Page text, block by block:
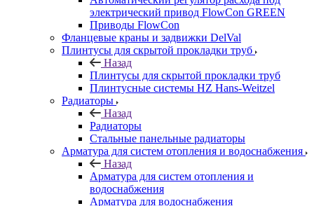
электрический привод FlowСon GREEN
Приводы FlowCon
Фланцевые краны и задвижки DelVal
Плинтусы для скрытой прокладки труб
Назад
Плинтусы для скрытой прокладки труб
Плинтусные системы HZ Hans-Weitzel
Радиаторы
Назад
Радиаторы
Стальные панельные радиаторы
Арматура для систем отопления и водоснабжения
Назад
Арматура для систем отопления и
водоснабжения
Арматура для водоснабжения